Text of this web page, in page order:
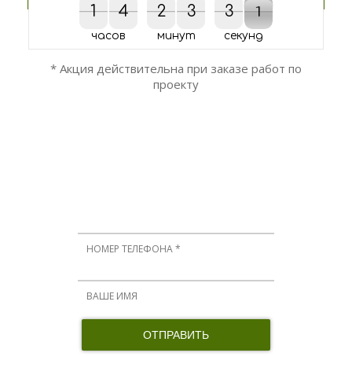
1
1 4
4
часов
2
2 3
3
минут
3
3 1
0
0
1
секунд
* Акция действительна при заказе работ по
проекту